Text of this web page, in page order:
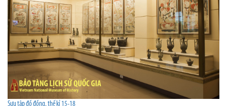
Sưu tập đồ đồng, thế kỉ 15-18